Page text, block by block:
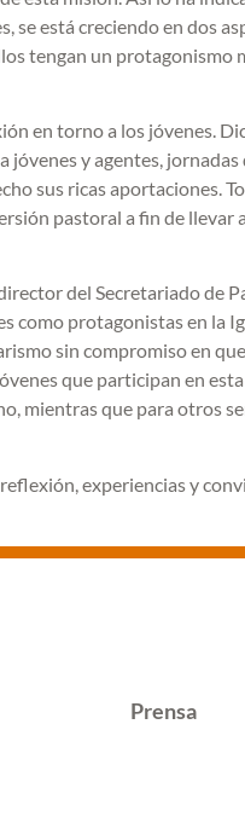
se está creciendo en dos
tengan un protagonismo
en torno a los jóvenes.
jóvenes y agentes,
sus ricas aportaciones.
pastoral a fin de llevar
del Secretariado de
como protagonistas en la
sin compromiso en
que participan en
mientras que para otros
experiencias y
Prensa